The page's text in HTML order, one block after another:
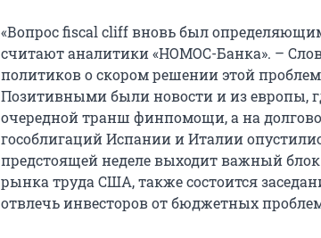
«Вопрос fiscal cliff вновь был
считают аналитики «НОМОС-Банка». –
политиков о скором решении этой
Позитивными были новости и из европы,
очередной транш финпомощи, а на
гособлигаций Испании и Италии
предстоящей неделе выходит важный
рынка труда США, также состоится
отвлечь инвесторов от бюджетных